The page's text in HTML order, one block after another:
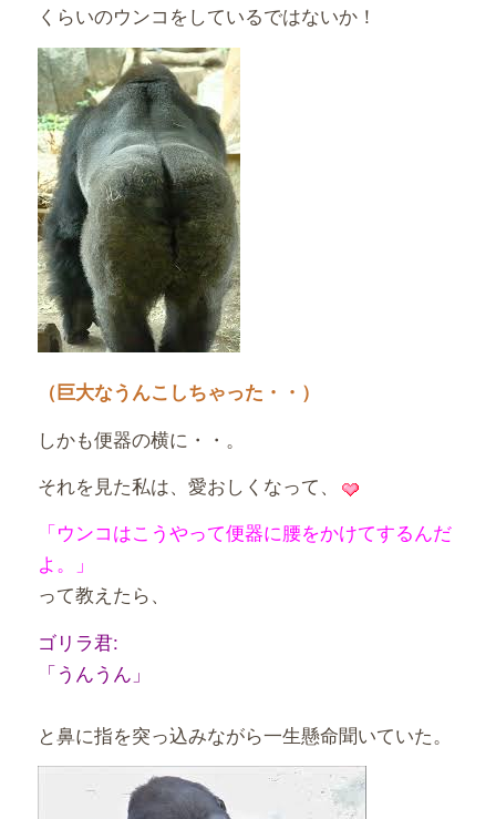
くらいのウンコをしているではないか！
（巨大なうんこしちゃった・・）
しかも便器の横に・・。
それを見た私は、愛おしくなって、
「ウンコはこうやって便器に腰をかけてするんだ
よ。」
って教えたら、
ゴリラ君:
「うんうん」
と鼻に指を突っ込みながら一生懸命聞いていた。